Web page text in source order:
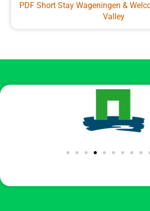
PDF Short Stay Wageningen &
Valley